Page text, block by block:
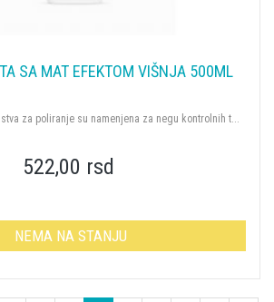
SA MAT EFEKTOM VIŠNJA 500ML
za poliranje su namenjena za negu kontrolnih t...
522,00 rsd
NEMA NA STANJU